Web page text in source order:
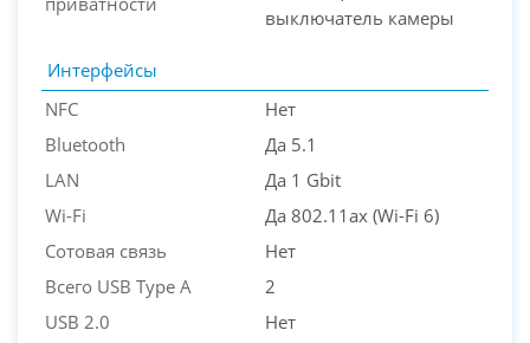
выключатель камеры
Интерфейсы
NFC
Нет
Bluetooth
Да 5.1
LAN
Да 1 Gbit
Wi-Fi
Да 802.11ax (Wi-Fi 6)
Сотовая связь
Нет
Всего USB Type A
2
USB 2.0
Нет